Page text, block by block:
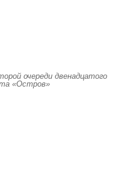
очереди двенадцатого
«Остров»